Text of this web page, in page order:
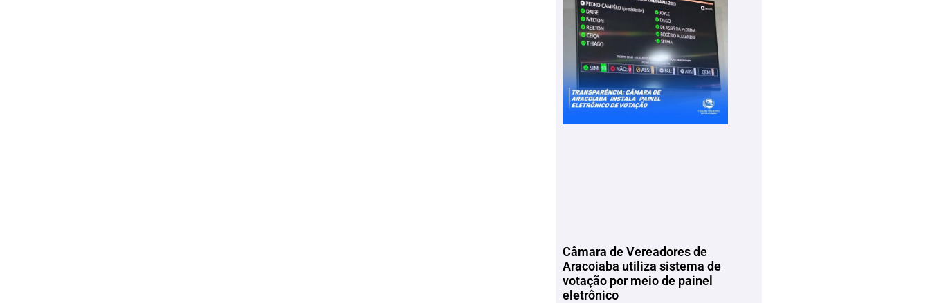
Câmara de Vereadores de
Aracoiaba utiliza sistema de
votação por meio de painel
eletrônico